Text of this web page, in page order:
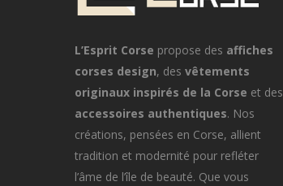
L’Esprit Corse propose des affiches
corses design, des vêtements
originaux inspirés de la Corse et des
accessoires authentiques. Nos
créations, pensées en Corse, allient
tradition et modernité pour refléter
l’âme de l’île de beauté. Que vous